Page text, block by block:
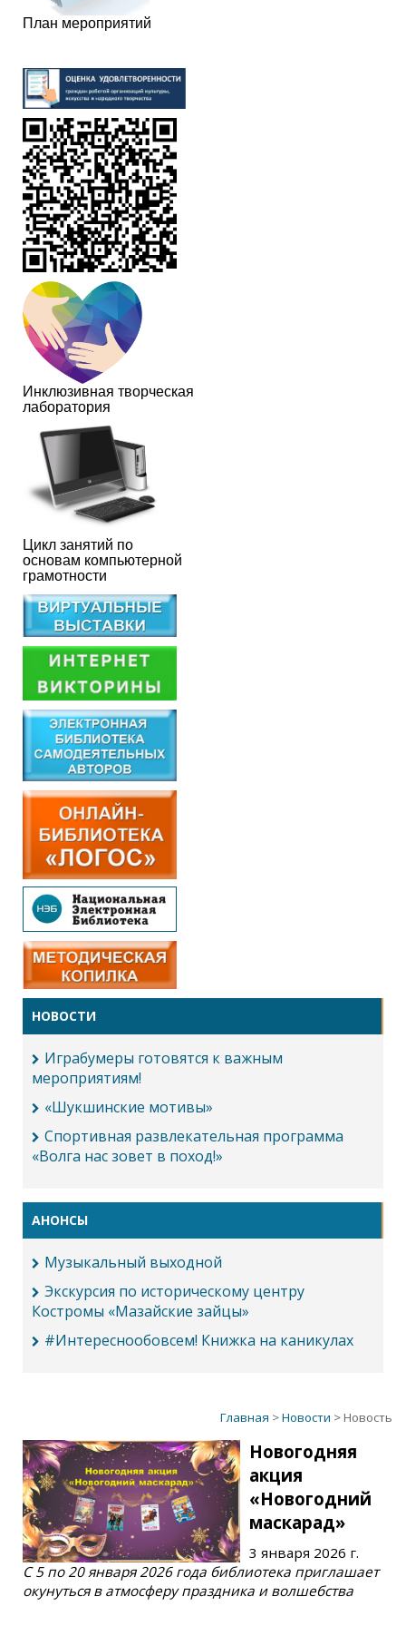
План мероприятий
Инклюзивная творческая
лаборатория
Цикл занятий по
основам компьютерной
грамотности
НОВОСТИ
Играбумеры готовятся к важным
мероприятиям!
«Шукшинские мотивы»
Спортивная развлекательная программа
«Волга нас зовет в поход!»
АНОНСЫ
Музыкальный выходной
Экскурсия по историческому центру
Костромы «Мазайские зайцы»
#Интереснообовсем! Книжка на каникулах
Главная >Новости > Новость
Новогодняя
акция
«Новогодний
маскарад»
3 января 2026 г.
С 5 по 20 января 2026 года библиотека приглашает
окунуться в атмосферу праздника и волшебства